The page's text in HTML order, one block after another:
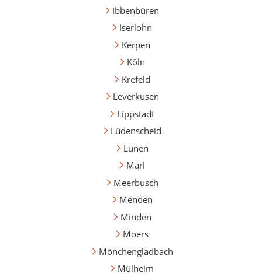
Ibbenbüren
Iserlohn
Kerpen
Köln
Krefeld
Leverkusen
Lippstadt
Lüdenscheid
Lünen
Marl
Meerbusch
Menden
Minden
Moers
Mönchengladbach
Mülheim